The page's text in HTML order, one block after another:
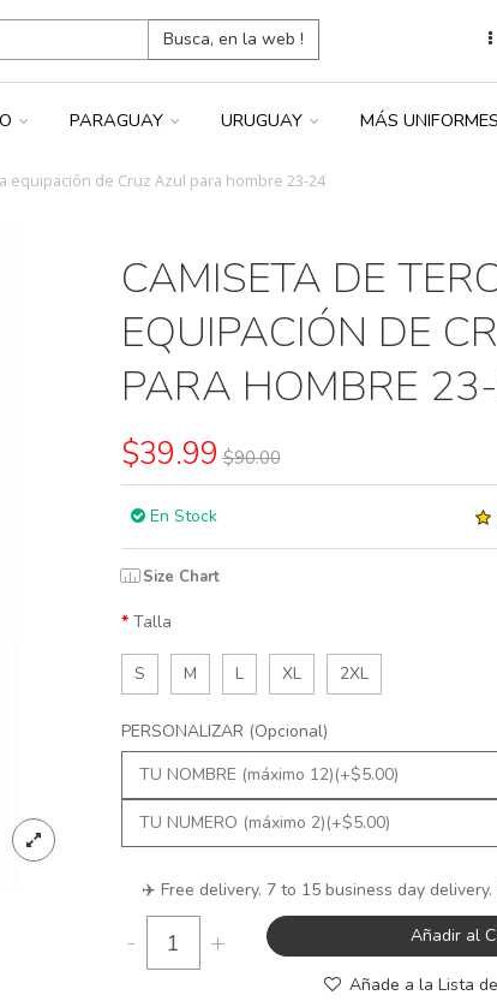
Busca, en la web !
PARAGUAY URUGUAY MÁS
equipación de Cruz Azul para hombre 23-24
CAMISETA DE
EQUIPACIÓN DE
PARA HOMBRE
$39.99 $90.00
En Stock
Size Chart
Talla
S M L XL 2XL
PERSONALIZAR (Opcional)
✈️ Free delivery. 7 to 15 business day
- + Añadir al
Añade a la Lista